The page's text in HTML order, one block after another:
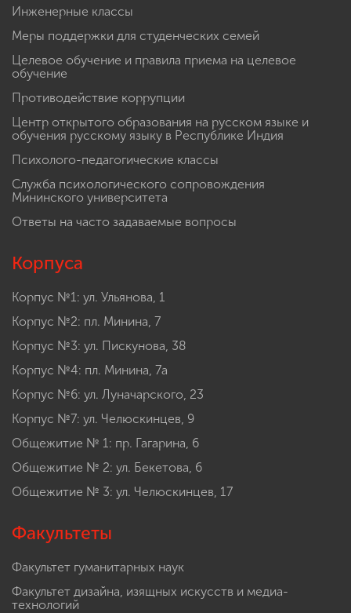
Инженерные классы
Меры поддержки для студенческих семей
Целевое обучение и правила приема на целевое
обучение
Противодействие коррупции
Центр открытого образования на русском языке и
обучения русскому языку в Республике Индия
Психолого-педагогические классы
Служба психологического сопровождения
Мининского университета
Ответы на часто задаваемые вопросы
Корпуса
Корпус №1: ул. Ульянова, 1
Корпус №2: пл. Минина, 7
Корпус №3: ул. Пискунова, 38
Корпус №4: пл. Минина, 7а
Корпус №6: ул. Луначарского, 23
Корпус №7: ул. Челюскинцев, 9
Общежитие № 1: пр. Гагарина, 6
Общежитие № 2: ул. Бекетова, 6
Общежитие № 3: ул. Челюскинцев, 17
Факультеты
Факультет гуманитарных наук
Факультет дизайна, изящных искусств и медиа-
технологий